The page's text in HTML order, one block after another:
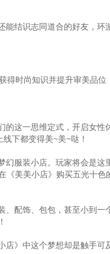
结识志同道合的好友，
时尚知识并提升审美品位
这一思维定式，开启女
下都变得美~美~哒！
服装小店。玩家将会是
美美小店》购买五光十
配饰、包包，甚至小到
》中这个梦想却是触手可